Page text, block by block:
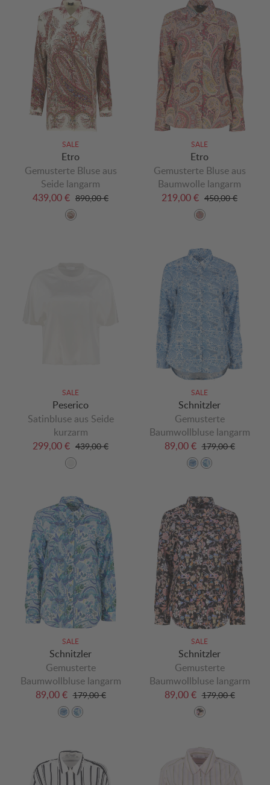
SALE
Etro
Gemusterte Bluse aus
Seide langarm
439,00 € 890,00 €
SALE
Etro
Gemusterte Bluse aus
Baumwolle langarm
219,00 € 450,00 €
SALE
Peserico
Satinbluse aus Seide
kurzarm
299,00 € 439,00 €
SALE
Schnitzler
Gemusterte
Baumwollbluse langarm
89,00 € 179,00 €
SALE
Schnitzler
Gemusterte
Baumwollbluse langarm
89,00 € 179,00 €
SALE
Schnitzler
Gemusterte
Baumwollbluse langarm
89,00 € 179,00 €